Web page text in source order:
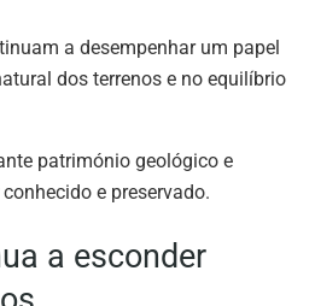
a desempenhar um papel
dos terrenos e no equilíbrio
património geológico e
e preservado.
a esconder